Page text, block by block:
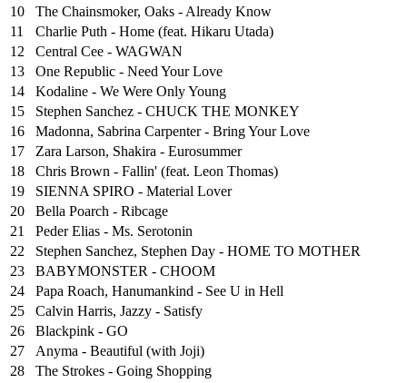
10
The Chainsmoker, Oaks - Already Know
11
Charlie Puth - Home (feat. Hikaru Utada)
12
Central Cee - WAGWAN
13
One Republic - Need Your Love
14
Kodaline - We Were Only Young
15
Stephen Sanchez - CHUCK THE MONKEY
16
Madonna, Sabrina Carpenter - Bring Your Love
17
Zara Larson, Shakira - Eurosummer
18
Chris Brown - Fallin' (feat. Leon Thomas)
19
SIENNA SPIRO - Material Lover
20
Bella Poarch - Ribcage
21
Peder Elias - Ms. Serotonin
22
Stephen Sanchez, Stephen Day - HOME TO MOTHER
23
BABYMONSTER - CHOOM
24
Papa Roach, Hanumankind - See U in Hell
25
⁠Calvin Harris, Jazzy - Satisfy
26
Blackpink - GO
27
Anyma - Beautiful (with Joji)
28
The Strokes - Going Shopping